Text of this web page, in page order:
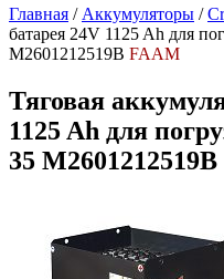
Главная / Аккумуляторы /
батарея 24V 1125 Ah для
M2601212519B FAAM
Тяговая
1125 Ah для
35 M2601212519B